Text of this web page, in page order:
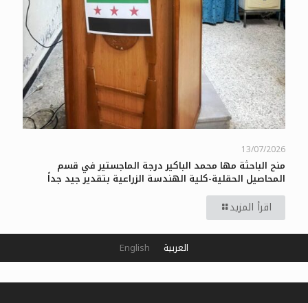
13/07/2026
منح الباحثة مها محمد الباكير درجة الماجستير في قسم
المحاصيل الحقلية-كلية الهندسة الزراعية بتقدير جيد جداً
اقرأ المزيد
العربية English